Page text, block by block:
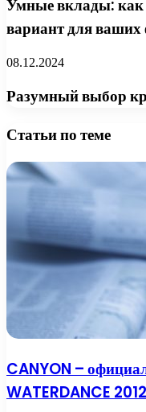
Умные вклады:
вариант для
08.12.2024
Разумный выбор
Статьи по теме
CANYON –
WATERDANCE 2012